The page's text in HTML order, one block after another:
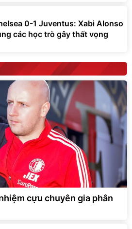
0-1 Juventus: Xabi Alonso
các học trò gây thất vọng
cựu chuyên gia phân